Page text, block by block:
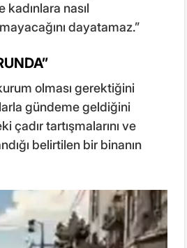
nasıl
dayatamaz.”
olması gerektiğini
gündeme geldiğini
çadır tartışmalarını ve
belirtilen bir binanın